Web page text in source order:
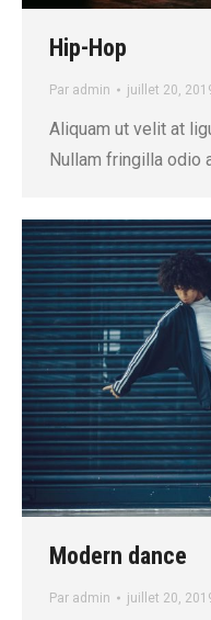
Hip-Hop
Par admin juillet 20,
Aliquam ut velit at
Nullam fringilla odio
Modern dance
Par admin juillet 20,